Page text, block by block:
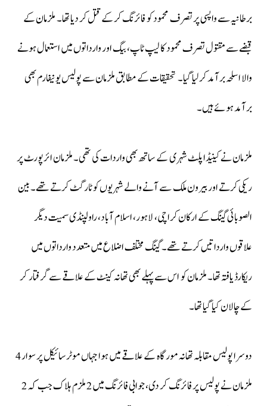
برطانیہ سے واپسی پر تصرف محمود کو فائرنگ کر کے قتل کر دیا تھا۔ ملزمان کے
قبضے سے مقتول تصرف محمود کا لیپ ٹاپ، بیگ اور وارداتوں میں استعمال ہونے
والا اسلحہ برآمد کرلیا گیا۔ تحقیقات کے مطابق ملزمان سے پولیس یونیفارم بھی
برآمد ہوئے ہیں۔
ملزمان نے کینیڈا پلٹ شہری کے ساتھ بھی واردات کی تھی۔ ملزمان ائرپورٹ پر
ریکی کرتے اور بیرون ملک سے آنے والے شہریوں کو ٹارگٹ کرتے تھے۔ بین
الصوبائی گینگ کے ارکان کراچی، لاہور، اسلام آباد، راولپنڈی سمیت دیگر
علاقوں وارداتیں کرتے تھے۔ گینگ مختلف اضلاع میں متعدد وارداتوں میں
ریکارڈ یافتہ تھا۔ ملزمان کو اس سے پہلے بھی تھانہ کینٹ کے علاقے سے گرفتار کر
کے چالان کیا گیا تھا۔
دوسرا پولیس مقابلہ تھانہ مورگاہ کے علاقے میں ہوا جہاں موٹرسائیکل پر سوار 4
ملزمان نے پولیس پر فائرنگ کر دی، جوابی فائرنگ میں 2 ملزم ہلاک جب کہ 2